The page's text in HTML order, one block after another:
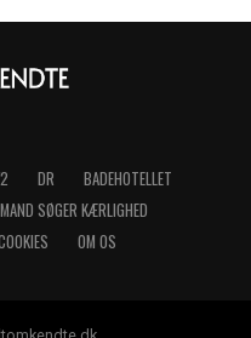
DR
BADEHOTELLET
SØGER KÆRLIGHED
OM OS